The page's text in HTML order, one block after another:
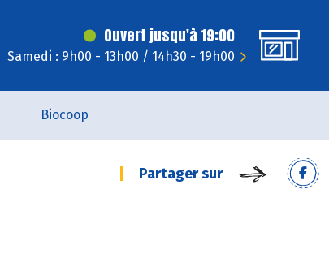
Ouvert jusqu'à 19:00
Samedi : 9h00 - 13h00 / 14h30 - 19h00
Biocoop
Partager sur